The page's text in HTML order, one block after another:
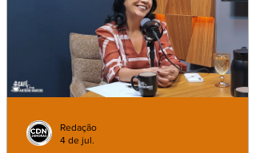
Redação
4 de jul.